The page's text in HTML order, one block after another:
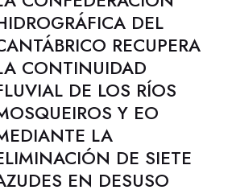
DEL
RECUPERA
CONTINUIDAD
DE LOS RÍOS
Y EO
LA
DE SIETE
EN DESUSO